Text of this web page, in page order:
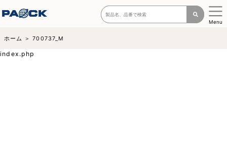
Menu
ホーム 700737_M
index.php